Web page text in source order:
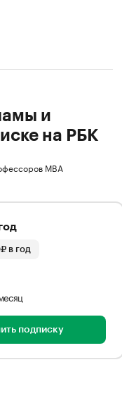
и
на РБК
MBA
в год
подписку